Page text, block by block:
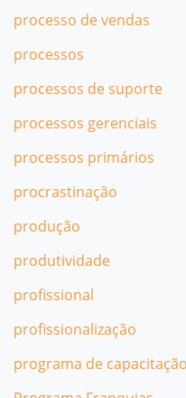
processo de vendas
processos
processos de suporte
processos gerenciais
processos primários
procrastinação
produção
produtividade
profissional
profissionalização
programa de capacitação